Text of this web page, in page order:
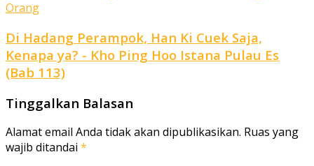
Di Hadang Perampok, Han Ki Cuek Saja,
Kenapa ya? - Kho Ping Hoo Istana Pulau Es
(Bab 113)
Tinggalkan Balasan
Alamat email Anda tidak akan dipublikasikan. Ruas yang
wajib ditandai *